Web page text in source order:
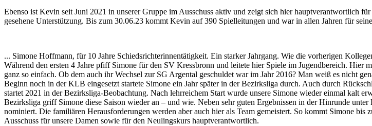
Ebenso ist Kevin seit Juni 2021 in unserer Gruppe im Ausschuss aktiv und zeigt sich hier hauptverantwortlich
gesehene Unterstützung. Bis zum 30.06.23 kommt Kevin auf 390 Spielleitungen und war in allen Jahren für
... Simone Hoffmann, für 10 Jahre Schiedsrichterinnentätigkeit. Ein starker Jahrgang. Wie die vorherigen
Während den ersten 4 Jahre pfiff Simone für den SV Kressbronn und leitete hier Spiele im Jugendbereich. Hier
ganz so einfach. Ob dem auch ihr Wechsel zur SG Argental geschuldet war im Jahr 2016? Man weiß es nicht
Beginn noch in der KLB eingesetzt startete Simone ein Jahr später in der Bezirksliga durch. Auch durch
startet 2021 in der Bezirksliga-Beobachtung. Nach lehrreichem Start wurde unsere Simone wieder einmal kalt
Bezirksliga griff Simone diese Saison wieder an – und wie. Neben sehr guten Ergebnissen in der Hinrunde
nominiert. Die familiären Herausforderungen werden aber auch hier als Team gemeistert. So kommt Simone
Ausschuss für unsere Damen sowie für den Neulingskurs hauptverantwortlich.